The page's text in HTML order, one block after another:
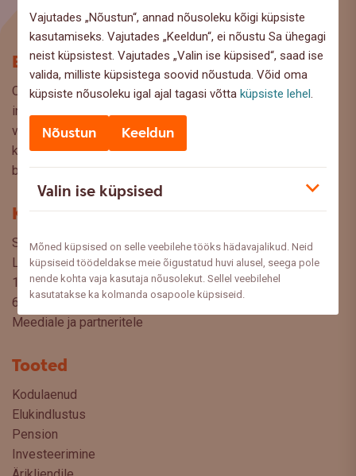
Vajutades „Nõustun“, annad nõusoleku kõigi küpsiste
kasutamiseks. Vajutades „Keeldun“, ei nõustu Sa ühegagi
neist küpsistest. Vajutades „Valin ise küpsised“, saad ise
valida, milliste küpsistega soovid nõustuda. Võid oma
küpsiste nõusoleku igal ajal tagasi võttaküpsiste lehel
Nõustun Keeldun
Valin ise küpsised
Mõned küpsised on selle veebilehe tööks hädavajalikud. Neid
küpsiseid töödeldakse meie õigustatud huvi alusel, seega pole
nende kohta vaja kasutaja nõusolekut. Sellel veebilehel
kasutatakse ka kolmanda osapoole küpsiseid.
Blogi
Oled Swedbanki blogi lehel, kus pakume lugejaile huvitavat
infot ja kasulikke nõuandeid, et saaksite teha kaalutud
valikuid oma rahaasjade korraldamisel. Ootame väga teie
küsimusi, ettepanekuid ja arvamusi, millistel teemadel siit
blogist lugeda sooviksite: meedia@swedbank.ee.
Kontakt
Swedbank AS
Liivalaia 34
15040 Tallinn, Estonia
6310 310
Meediale ja partneritele
Tooted
Kodulaenud
Elukindlustus
Pension
Investeerimine